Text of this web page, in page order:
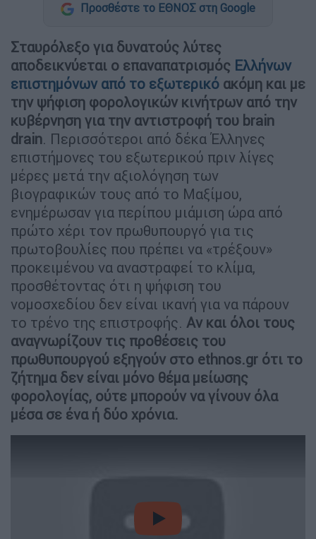
Προσθέστε το ΕΘΝΟΣ στη Google
Σταυρόλεξο για δυνατούς λύτες
αποδεικνύεται ο επαναπατρισμός Ελλήνων
επιστημόνων από το εξωτερικό ακόμη και με
την ψήφιση φορολογικών κινήτρων από την
κυβέρνηση για την αντιστροφή του brain
drain. Περισσότεροι από δέκα Έλληνες
επιστήμονες του εξωτερικού πριν λίγες
μέρες μετά την αξιολόγηση των
βιογραφικών τους από το Μαξίμου,
ενημέρωσαν για περίπου μιάμιση ώρα από
πρώτο χέρι τον πρωθυπουργό για τις
πρωτοβουλίες που πρέπει να «τρέξουν»
προκειμένου να αναστραφεί το κλίμα,
προσθέτοντας ότι η ψήφιση του
νομοσχεδίου δεν είναι ικανή για να πάρουν
το τρένο της επιστροφής. Αν και όλοι τους
αναγνωρίζουν τις προθέσεις του
πρωθυπουργού εξηγούν στο ethnos.gr ότι το
ζήτημα δεν είναι μόνο θέμα μείωσης
φορολογίας, ούτε μπορούν να γίνουν όλα
μέσα σε ένα ή δύο χρόνια.
video